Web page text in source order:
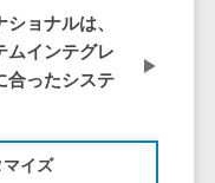
治体向け>
ィ
ョナルは、
ムインテグレ
合ったシステ
イズ